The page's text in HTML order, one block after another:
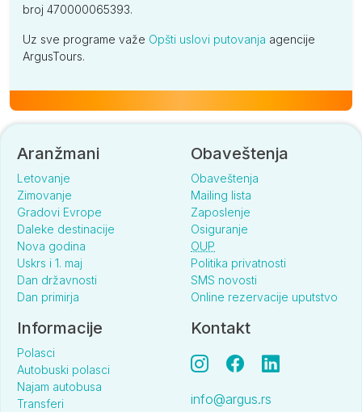
broj 470000065393.
Uz sve programe važe Opšti uslovi putovanja agencije
ArgusTours.
Aranžmani
Letovanje
Zimovanje
Gradovi Evrope
Daleke destinacije
Nova godina
Uskrs i 1. maj
Dan državnosti
Dan primirja
Obaveštenja
Obaveštenja
Mailing lista
Zaposlenje
Osiguranje
OUP
Politika privatnosti
SMS novosti
Online rezervacije uputstvo
Informacije
Polasci
Autobuski polasci
Najam autobusa
Transferi
Kontakt
info@argus.rs